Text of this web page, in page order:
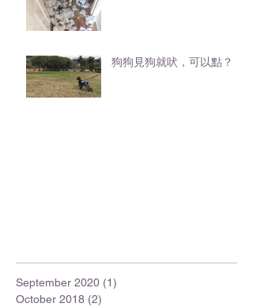
狗狗見狗就吠，可以點？
September 2020 (1)
October 2018 (2)